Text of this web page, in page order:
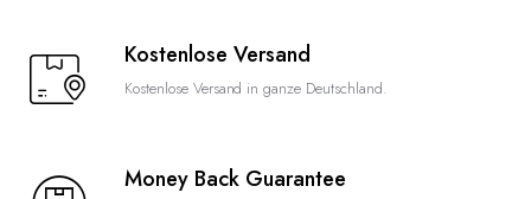
Kostenlose Versand
Kostenlose Versand in ganze Deutschland.
Money Back Guarantee